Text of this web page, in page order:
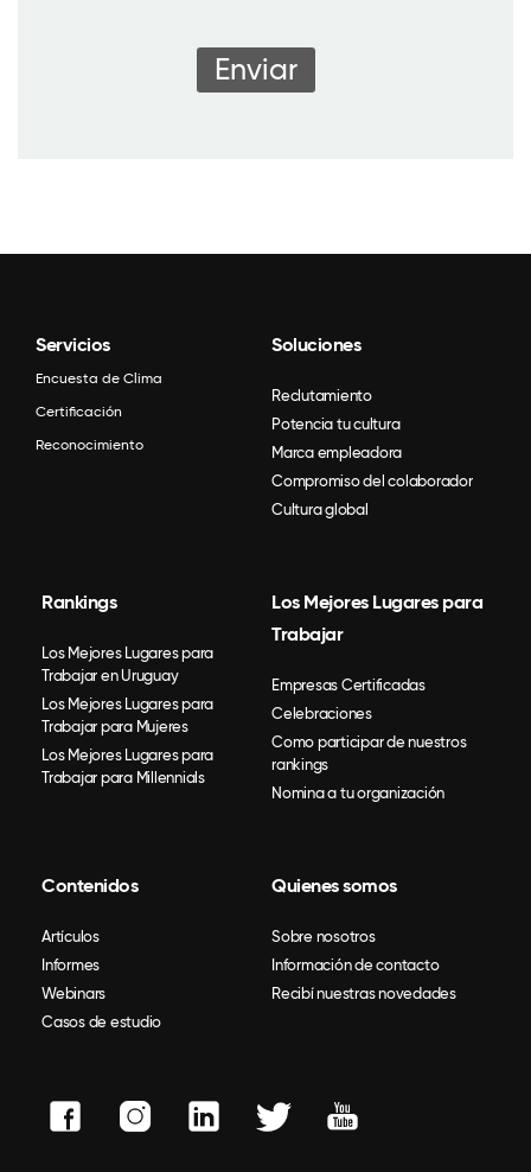
Servicios
Encuesta de Clima
Certificación
Reconocimiento
Soluciones
Reclutamiento
Potencia tu cultura
Marca empleadora
Compromiso del colaborador
Cultura global
Rankings
Los Mejores Lugares para
Trabajar en Uruguay
Los Mejores Lugares para
Trabajar para Mujeres
Los Mejores Lugares para
Trabajar para Millennials
Los Mejores Lugares para
Trabajar
Empresas Certificadas
Celebraciones
Como participar de nuestros
rankings
Nomina a tu organización
Contenidos
Artículos
Informes
Webinars
Casos de estudio
Quienes somos
Sobre nosotros
Información de contacto
Recibí nuestras novedades